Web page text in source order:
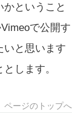
かということ
で公開す
いと思います
します。
ページのトップへ